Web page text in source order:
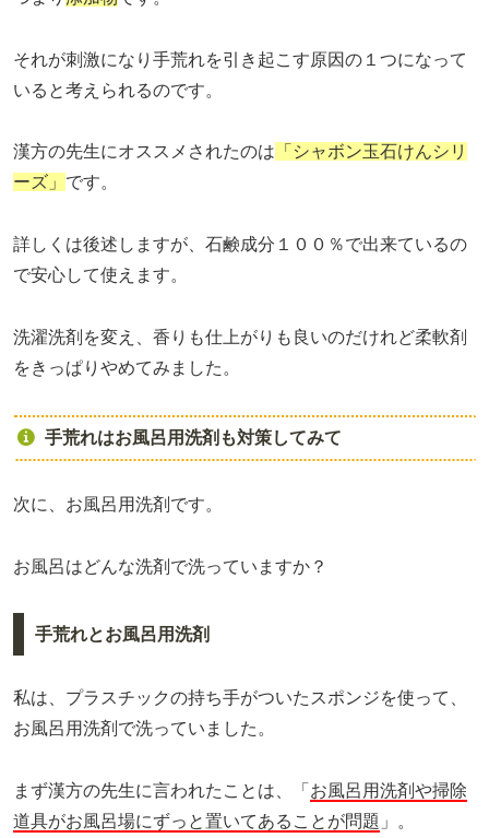
それが刺激になり手荒れを引き起こす原因の１つになって
いると考えられるのです。
漢方の先生にオススメされたのは 「シャボン玉石けんシリ
ーズ」 です。
詳しくは後述しますが、石鹸成分１００％で出来ているの
で安心して使えます。
洗濯洗剤を変え、香りも仕上がりも良いのだけれど柔軟剤
をきっぱりやめてみました。
手荒れはお風呂用洗剤も対策してみて
次に、お風呂用洗剤です。
お風呂はどんな洗剤で洗っていますか？
手荒れとお風呂用洗剤
私は、プラスチックの持ち手がついたスポンジを使って、
お風呂用洗剤で洗っていました。
まず漢方の先生に言われたことは、「 お風呂用洗剤や掃除
道具がお風呂場にずっと置いてあることが問題 」。